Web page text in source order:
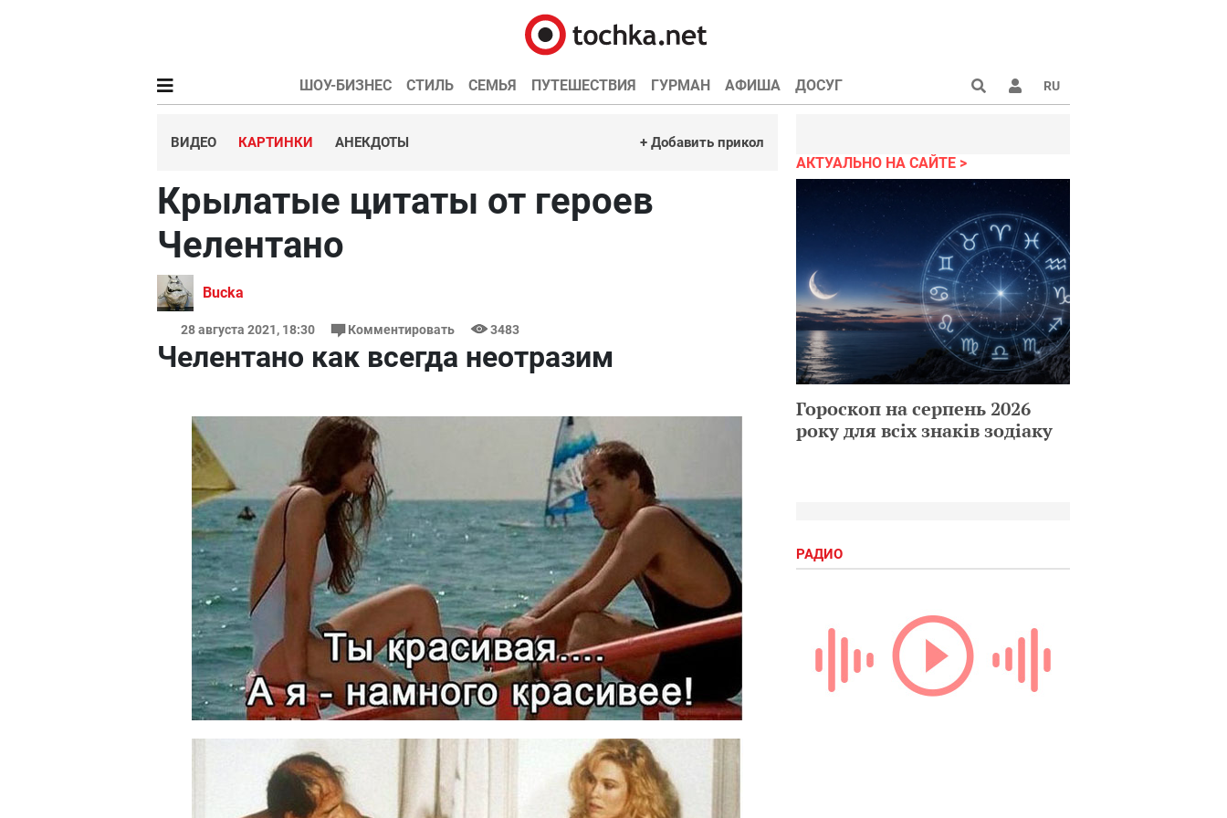
ШОУ-БИЗНЕС СТИЛЬ СЕМЬЯ ПУТЕШЕСТВИЯ ГУРМАН АФИША ДОСУГ RU
ВИДЕО КАРТИНКИ АНЕКДОТЫ + Добавить прикол
Крылатые цитаты от героев
Челентано
Bucka
28 августа 2021, 18:30 Комментировать 3483
Челентано как всегда неотразим
АКТУАЛЬНО НА САЙТЕ
Гороскоп на серпень 2026
року для всіх знаків зодіаку
РАДИО